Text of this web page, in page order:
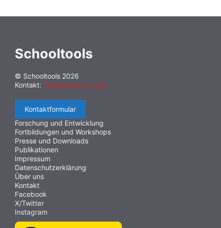
Schooltools
© Schooltools 2026
Kontakt: info@schooltools.at
Kontaktformular
Forschung und Entwicklung
Fortbildungen und Workshops
Presse und Downloads
Publikationen
Impressum
Datenschutzerklärung
Über uns
Kontakt
Facebook
X/Twitter
Instagram